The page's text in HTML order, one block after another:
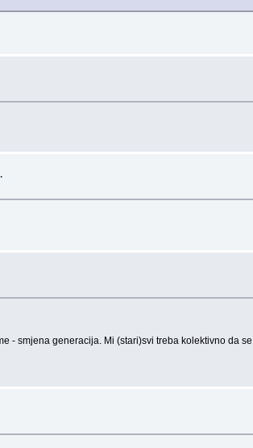
- smjena generacija. Mi (stari)svi treba kolektivno da